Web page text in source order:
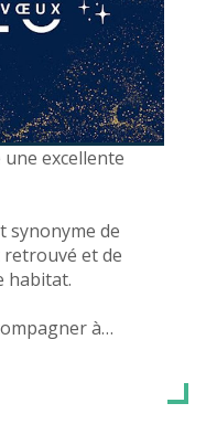
excellente
synonyme de
et de
habitat.
à
: